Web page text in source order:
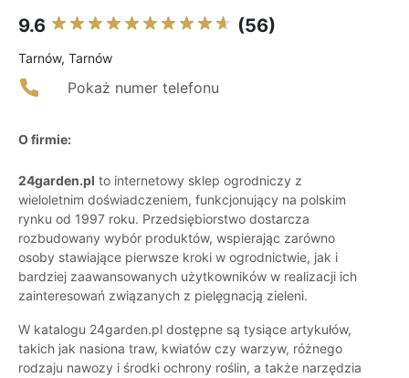
9.6 (56)
Tarnów, Tarnów
Pokaż numer telefonu
O firmie:
24garden.pl to internetowy sklep ogrodniczy z
wieloletnim doświadczeniem, funkcjonujący na polskim
rynku od 1997 roku. Przedsiębiorstwo dostarcza
rozbudowany wybór produktów, wspierając zarówno
osoby stawiające pierwsze kroki w ogrodnictwie, jak i
bardziej zaawansowanych użytkowników w realizacji ich
zainteresowań związanych z pielęgnacją zieleni.
W katalogu 24garden.pl dostępne są tysiące artykułów,
takich jak nasiona traw, kwiatów czy warzyw, różnego
rodzaju nawozy i środki ochrony roślin, a także narzędzia